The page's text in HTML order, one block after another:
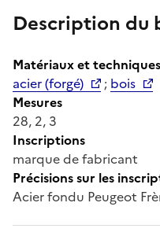
Description du
Matériaux et techniques
acier (forgé)
; bois
Mesures
28, 2, 3
Inscriptions
marque de fabricant
Précisions sur les
Acier fondu Peugeot